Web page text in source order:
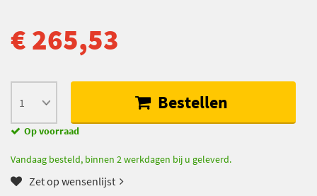
€ 265,53
Bestellen
Op voorraad
Vandaag besteld, binnen 2 werkdagen bij u geleverd.
Zet op wensenlijst